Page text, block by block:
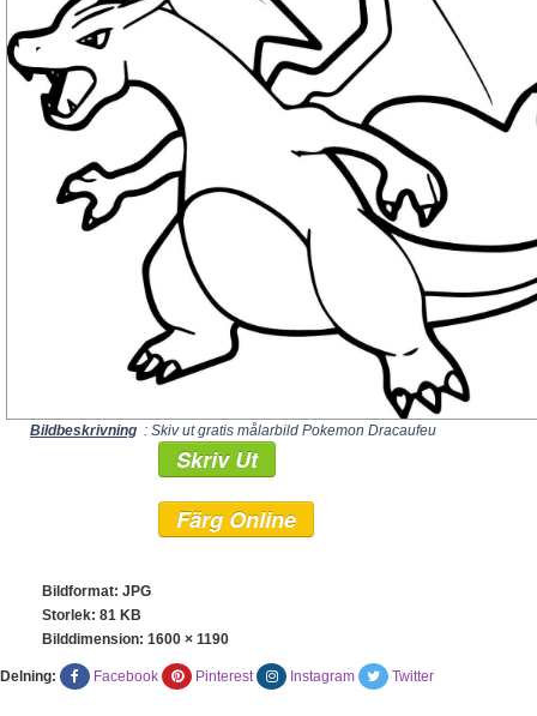
Bildbeskrivning : Skiv ut gratis målarbild Pokemon Dracaufeu
Skriv Ut
Färg Online
Bildformat: JPG
Storlek: 81 KB
Bilddimension: 1600 × 1190
Delning: Facebook Pinterest Instagram Twitter